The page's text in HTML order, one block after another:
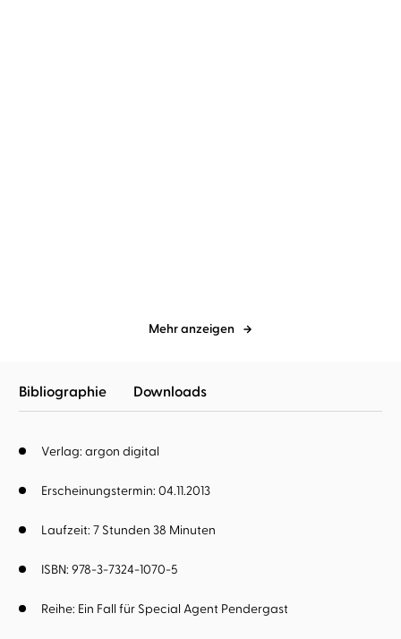
Mehr anzeigen
Bibliographie Downloads
Verlag: argon digital
Erscheinungstermin: 04.11.2013
Laufzeit: 7 Stunden 38 Minuten
ISBN: 978-3-7324-1070-5
Reihe: Ein Fall für Special Agent Pendergast